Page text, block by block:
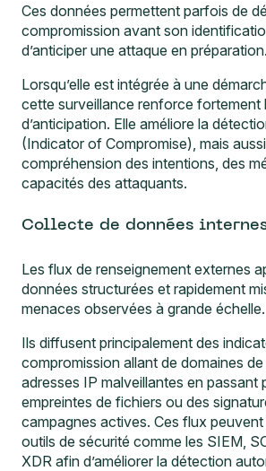
Ces données permettent parfois de
compromission avant son
d’anticiper une attaque en préparation.
Lorsqu’elle est intégrée à une
cette surveillance renforce fortement
d’anticipation. Elle améliore la
(Indicator of Compromise), mais
compréhension des intentions, des
capacités des attaquants.
Collecte de données
Les flux de renseignement externes
données structurées et rapidement
menaces observées à grande échelle.
Ils diffusent principalement des
compromission allant de domaines
adresses IP malveillantes en passant
empreintes de fichiers ou des
campagnes actives. Ces flux
outils de sécurité comme les SIEM,
XDR afin d’améliorer la détection